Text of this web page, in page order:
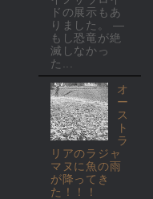
ドの展示もあ
りました。 ―
もし恐竜が絶
滅しなかっ
た...
オ
ー
ス
ト
ラ
リアのラジャ
マヌに魚の雨
が降ってき
た！！！